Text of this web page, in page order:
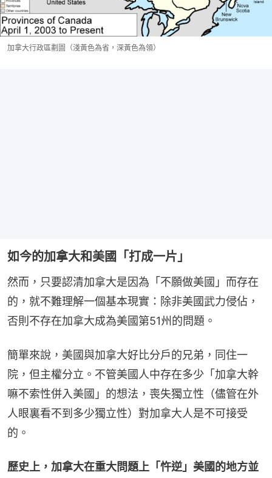
加拿大行政區劃圖（淺黃色為省，深黃色為領）
如今的加拿大和美國「打成一片」
然而，只要認清加拿大是因為「不願做美國」而存在
的，就不難理解一個基本現實：除非美國武力侵佔，
否則不存在加拿大成為美國第51州的問題。
簡單來說，美國與加拿大好比分戶的兄弟，同住一
院，但主權分立。不管美國人中存在多少「加拿大幹
嘛不索性併入美國」的想法，喪失獨立性（儘管在外
人眼裏看不到多少獨立性）對加拿大人是不可接受
的。
歷史上，加拿大在重大問題上「忤逆」美國的地方並